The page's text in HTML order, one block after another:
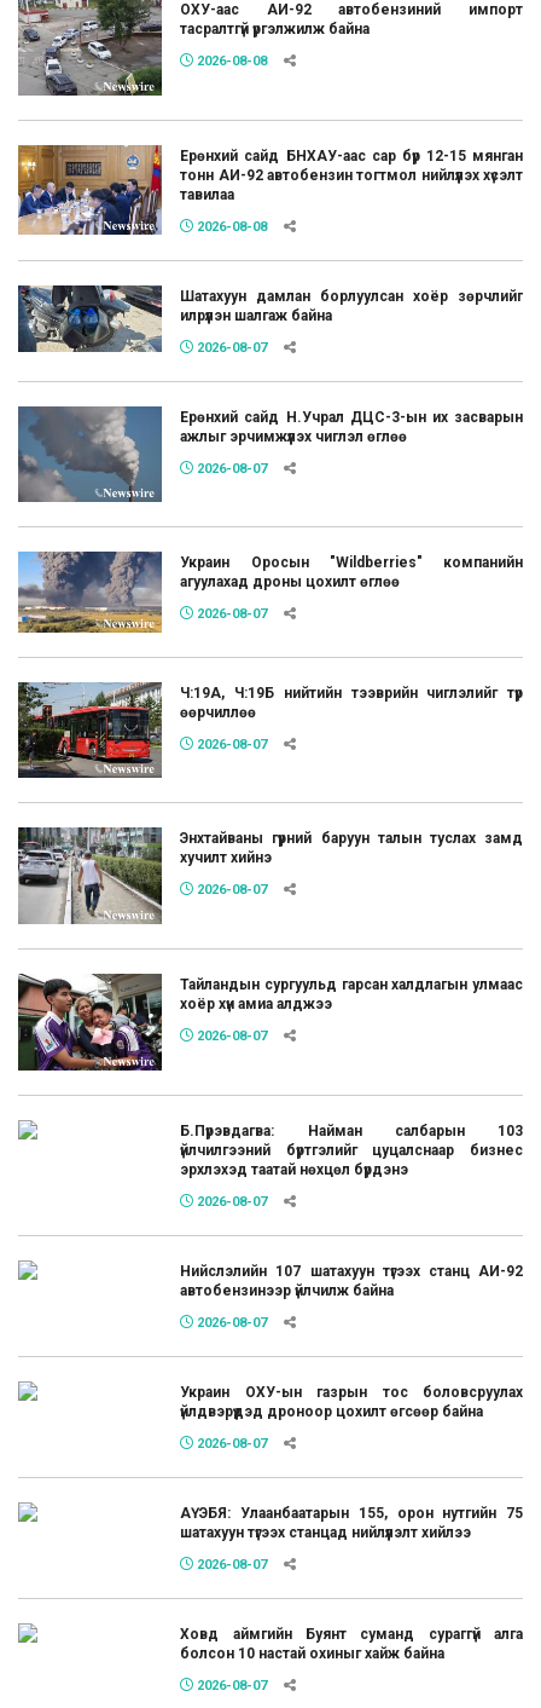
ОХУ-аас АИ-92 автобензиний импорт
тасралтгүй үргэлжилж байна
2026-08-08
Ерөнхий сайд БНХАУ-аас сар бүр 12-15 мянган
тонн АИ-92 автобензин тогтмол нийлүүлэх хүсэлт
тавилаа
2026-08-08
Шатахуун дамлан борлуулсан хоёр зөрчлийг
илрүүлэн шалгаж байна
2026-08-07
Ерөнхий сайд Н.Учрал ДЦС-3-ын их засварын
ажлыг эрчимжүүлэх чиглэл өглөө
2026-08-07
Украин Оросын "Wildberries" компанийн
агуулахад дроны цохилт өглөө
2026-08-07
Ч:19А, Ч:19Б нийтийн тээврийн чиглэлийг түр
өөрчиллөө
2026-08-07
Энхтайваны гүүрний баруун талын туслах замд
хучилт хийнэ
2026-08-07
Тайландын сургуульд гарсан халдлагын улмаас
хоёр хүн амиа алджээ
2026-08-07
Б.Пүрэвдагва: Найман салбарын 103
үйлчилгээний бүртгэлийг цуцалснаар бизнес
эрхлэхэд таатай нөхцөл бүрдэнэ
2026-08-07
Нийслэлийн 107 шатахуун түгээх станц АИ-92
автобензинээр үйлчилж байна
2026-08-07
Украин ОХУ-ын газрын тос боловсруулах
үйлдвэрүүдэд дроноор цохилт өгсөөр байна
2026-08-07
АҮЭБЯ: Улаанбаатарын 155, орон нутгийн 75
шатахуун түгээх станцад нийлүүлэлт хийлээ
2026-08-07
Ховд аймгийн Буянт суманд сураггүй алга
болсон 10 настай охиныг хайж байна
2026-08-07